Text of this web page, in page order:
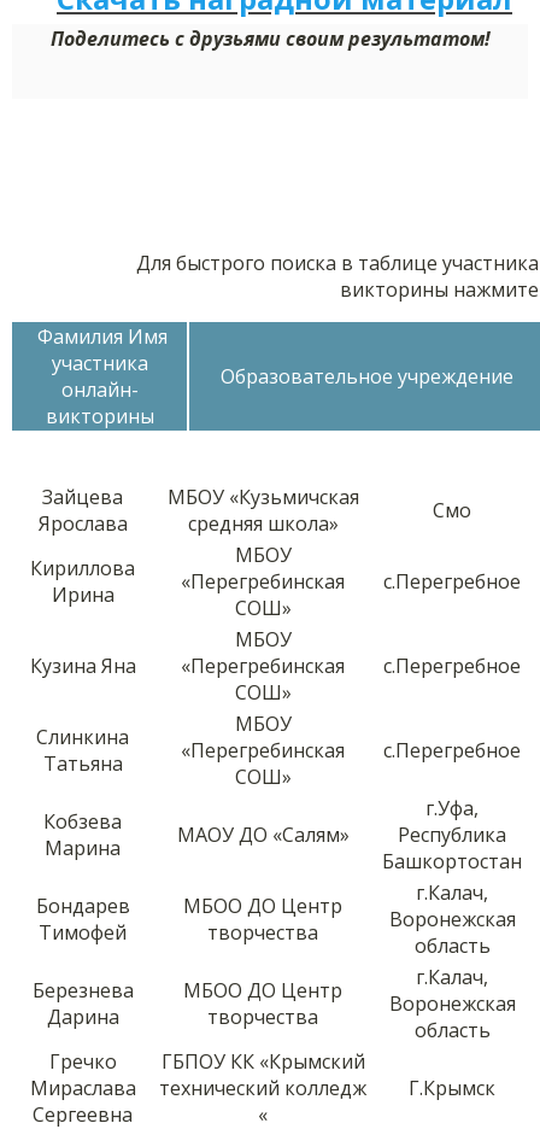
Поделитесь с друзьями своим результатом!
Для быстрого поиска в таблице участника
викторины нажмите
Фамилия Имя
участника
онлайн-
викторины
Образовательное учреждение
Зайцева
Ярослава
МБОУ «Кузьмичская
средняя школа»
Смо
Кириллова
Ирина
МБОУ
«Перегребинская
СОШ»
с.Перегребное
Кузина Яна
МБОУ
«Перегребинская
СОШ»
с.Перегребное
Слинкина
Татьяна
МБОУ
«Перегребинская
СОШ»
с.Перегребное
Кобзева
Марина
МАОУ ДО «Салям»
г.Уфа,
Республика
Башкортостан
Бондарев
Тимофей
МБОО ДО Центр
творчества
г.Калач,
Воронежская
область
Березнева
Дарина
МБОО ДО Центр
творчества
г.Калач,
Воронежская
область
Гречко
Мираслава
Сергеевна
ГБПОУ КК «Крымский
технический колледж
«
Г.Крымск